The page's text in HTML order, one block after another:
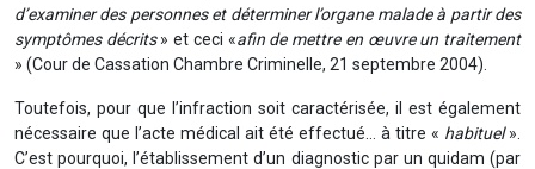
d’examiner des personnes et déterminer l’organe malade à partir des
symptômes décrits» et ceci «afin de mettre en œuvre un traitement
» (Cour de Cassation Chambre Criminelle, 21 septembre 2004).
Toutefois, pour que l’infraction soit caractérisée, il est également
nécessaire que l’acte médical ait été effectué… à titre « habituel».
C’est pourquoi, l’établissement d’un diagnostic par un quidam (par